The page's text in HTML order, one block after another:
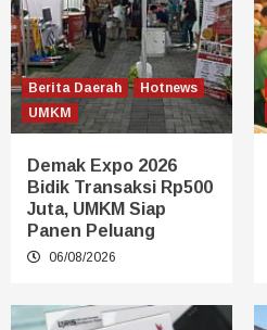
Berita Daerah
Hotnews
UMKM
Demak Expo 2026
Bidik Transaksi Rp500
Juta, UMKM Siap
Panen Peluang
06/08/2026